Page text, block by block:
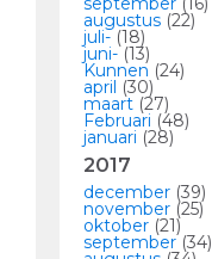
augustus (22)
juli-(18)
juni-(13)
Kunnen (24)
april (30)
maart (27)
Februari (48)
januari (28)
2017
december (39)
november (25)
oktober (21)
september(34)